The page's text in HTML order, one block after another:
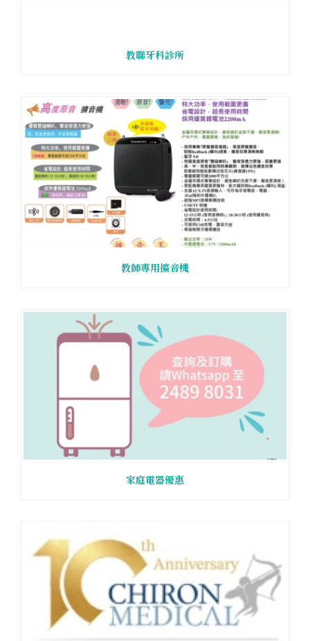
教聯牙科診所
教師專用擴音機
家庭電器優惠